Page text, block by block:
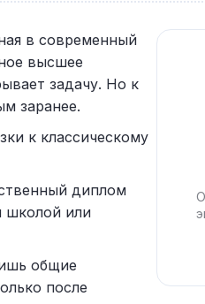
в современный
высшее
задачу. Но к
заранее.
к классическому
диплом
школой или
общие
после